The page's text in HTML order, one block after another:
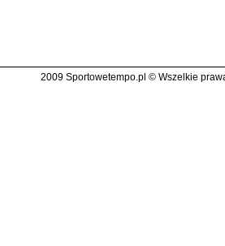
2009 Sportowetempo.pl © Wszelkie